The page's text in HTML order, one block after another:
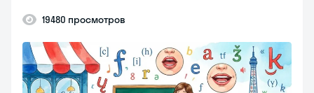
19480 просмотров